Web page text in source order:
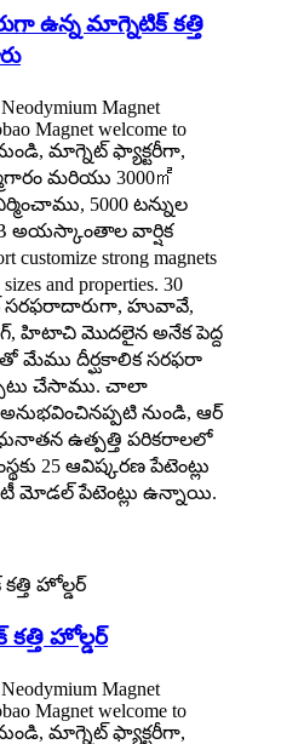
ఉన్న మాగ్నెటిక్ కత్తి
Magnet
Magnet welcome to
నుండి, మాగ్నెట్ ఫ్యాక్టరీగా,
మరియు 3000㎡
5000 టన్నుల
అయస్కాంతాల వార్షిక
customize strong magnets
and properties. 30
సరఫరాదారుగా, హువావే,
హిటాచి మొదలైన అనేక పెద్ద
మేము దీర్ఘకాలిక సరఫరా
చేసాము. చాలా
నుండి, ఆర్
ఉత్పత్తి పరికరాలలో
25 ఆవిష్కరణ పేటెంట్లు
మోడల్ పేటెంట్లు ఉన్నాయి.
హోల్డర్
Magnet
Magnet welcome to
నుండి, మాగ్నెట్ ఫ్యాక్టరీగా,